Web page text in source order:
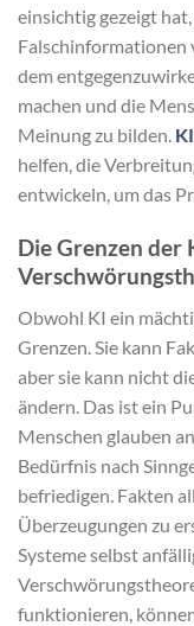
einsichtig gezeigt
Falschinformationen
dem
machen und die
Meinung zu bilden.
helfen, die
entwickeln, um das
Die Grenzen der
Obwohl KI ein
Grenzen. Sie kann
aber sie kann nicht
ändern. Das ist ein
Menschen glauben
Bedürfnis nach
befriedigen. Fakten
Überzeugungen zu
Systeme selbst
funktionieren,